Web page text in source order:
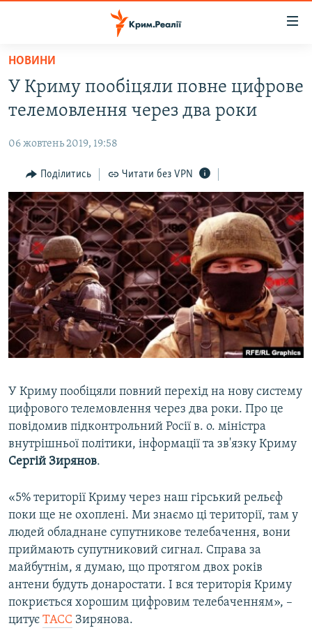
Перейти
основного
матеріалу
до
навігації
Перейти
до
пошуку
ВОДА.КРИМ
ПОЛІТИКА
БЛОГИ
ПОГЛЯД
ІНТЕРВ'Ю
ВСЕ ЗА ДЕНЬ
СПЕЦПРОЕКТИ
ДЕПОРТАЦІЯ
ВІДЕОУРОКИ «ELIFBE»
СВІДЧЕННЯ ОКУПАЦІЇ
ІНФОГРАФІКА
ЯК ОБІЙТИ БЛОКУВАННЯ
Русский
Qırımtatar
ДОЛУЧАЙСЯ!
Усі сайти RFE/RL
НОВИНИ
У Криму пообіцяли повне цифрове
телемовлення через два роки
06 жовтень 2019, 19:58
Поділитись Читати без VPN
У Криму пообіцяли повний перехід на нову систему
цифрового телемовлення через два роки. Про це
повідомив підконтрольний Росії в. о. міністра
внутрішньої політики, інформації та зв'язку Криму
Сергій Зирянов.
«5% території Криму через наш гірський рельєф
поки ще не охоплені. Ми знаємо ці території, там у
людей обладнане супутникове телебачення, вони
приймають супутниковий сигнал. Справа за
майбутнім, я думаю, що протягом двох років
антени будуть донаростати. І вся територія Криму
покриється хорошим цифровим телебаченням», –
цитує ТАСС Зирянова.